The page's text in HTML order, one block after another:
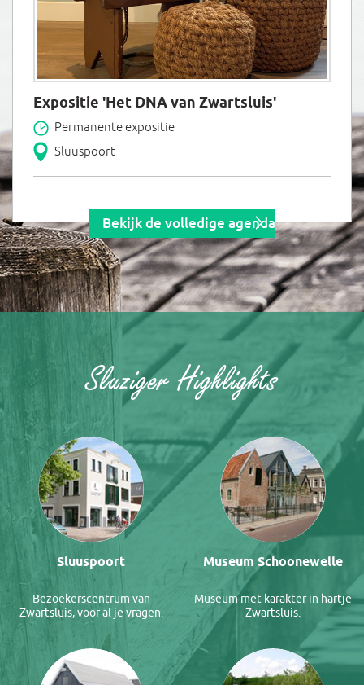
Expositie 'Het DNA van Zwartsluis'
Permanente expositie
Sluuspoort
Bekijk de volledige agenda
Sluziger Highlights
Sluuspoort
Bezoekerscentrum van
Zwartsluis, voor al je vragen.
Museum Schoonewelle
Museum met karakter in hartje
Zwartsluis.